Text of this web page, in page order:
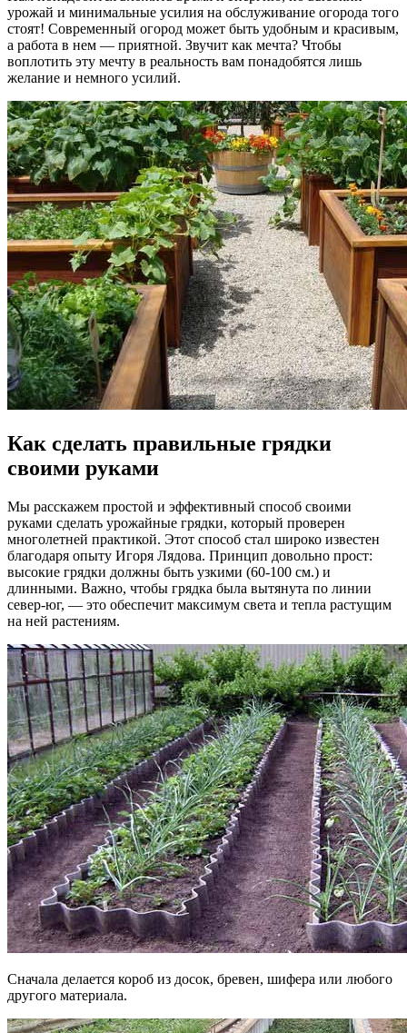
урожай и минимальные усилия на обслуживание огорода того
стоят! Современный огород может быть удобным и красивым,
а работа в нем — приятной. Звучит как мечта? Чтобы
воплотить эту мечту в реальность вам понадобятся лишь
желание и немного усилий.
Как сделать правильные грядки
своими руками
Мы расскажем простой и эффективный способ своими
руками сделать урожайные грядки, который проверен
многолетней практикой. Этот способ стал широко известен
благодаря опыту Игоря Лядова. Принцип довольно прост:
высокие грядки должны быть узкими (60-100 см.) и
длинными. Важно, чтобы грядка была вытянута по линии
север-юг, — это обеспечит максимум света и тепла растущим
на ней растениям.
Сначала делается короб из досок, бревен, шифера или любого
другого материала.